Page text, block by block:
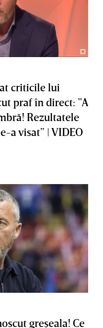
criticile lui
praf în direct: ”A
Rezultatele
a visat” | VIDEO
greşeala! Ce